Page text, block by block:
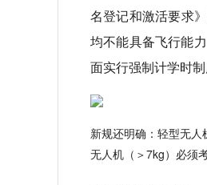
名登记和激活要求
均不能具备飞行能
面实行强制计学时
新规还明确：轻型无
无人机（＞7kg）必须